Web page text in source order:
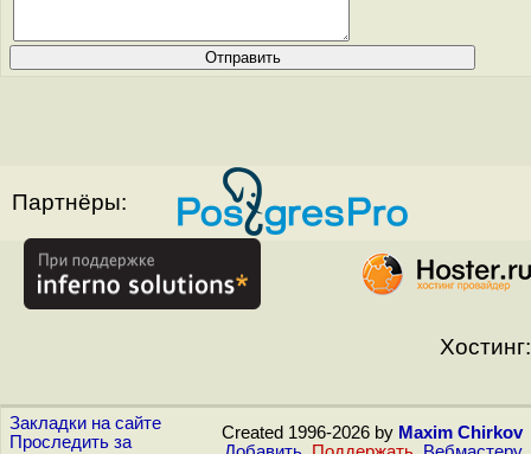
Партнёры:
Хостинг:
Закладки на сайте
Проследить за
Created 1996-2026 by Maxim Chirkov